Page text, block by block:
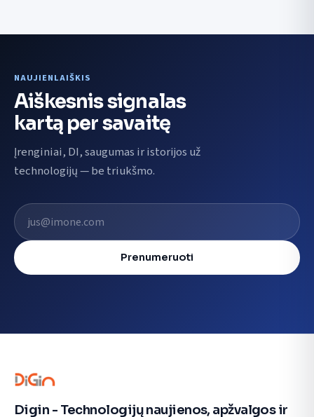
NAUJIENLAIŠKIS
Aiškesnis signalas
kartą per savaitę
Įrenginiai, DI, saugumas ir istorijos už
technologijų — be triukšmo.
El. pašto adresas
Prenumeruoti
Digin - Technologijų naujienos, apžvalgos ir